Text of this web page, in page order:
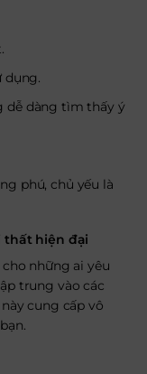
dụng.
dễ dàng tìm thấy ý
phú, chủ yếu là
thất hiện đại
những ai yêu
trung vào các
cung cấp vô